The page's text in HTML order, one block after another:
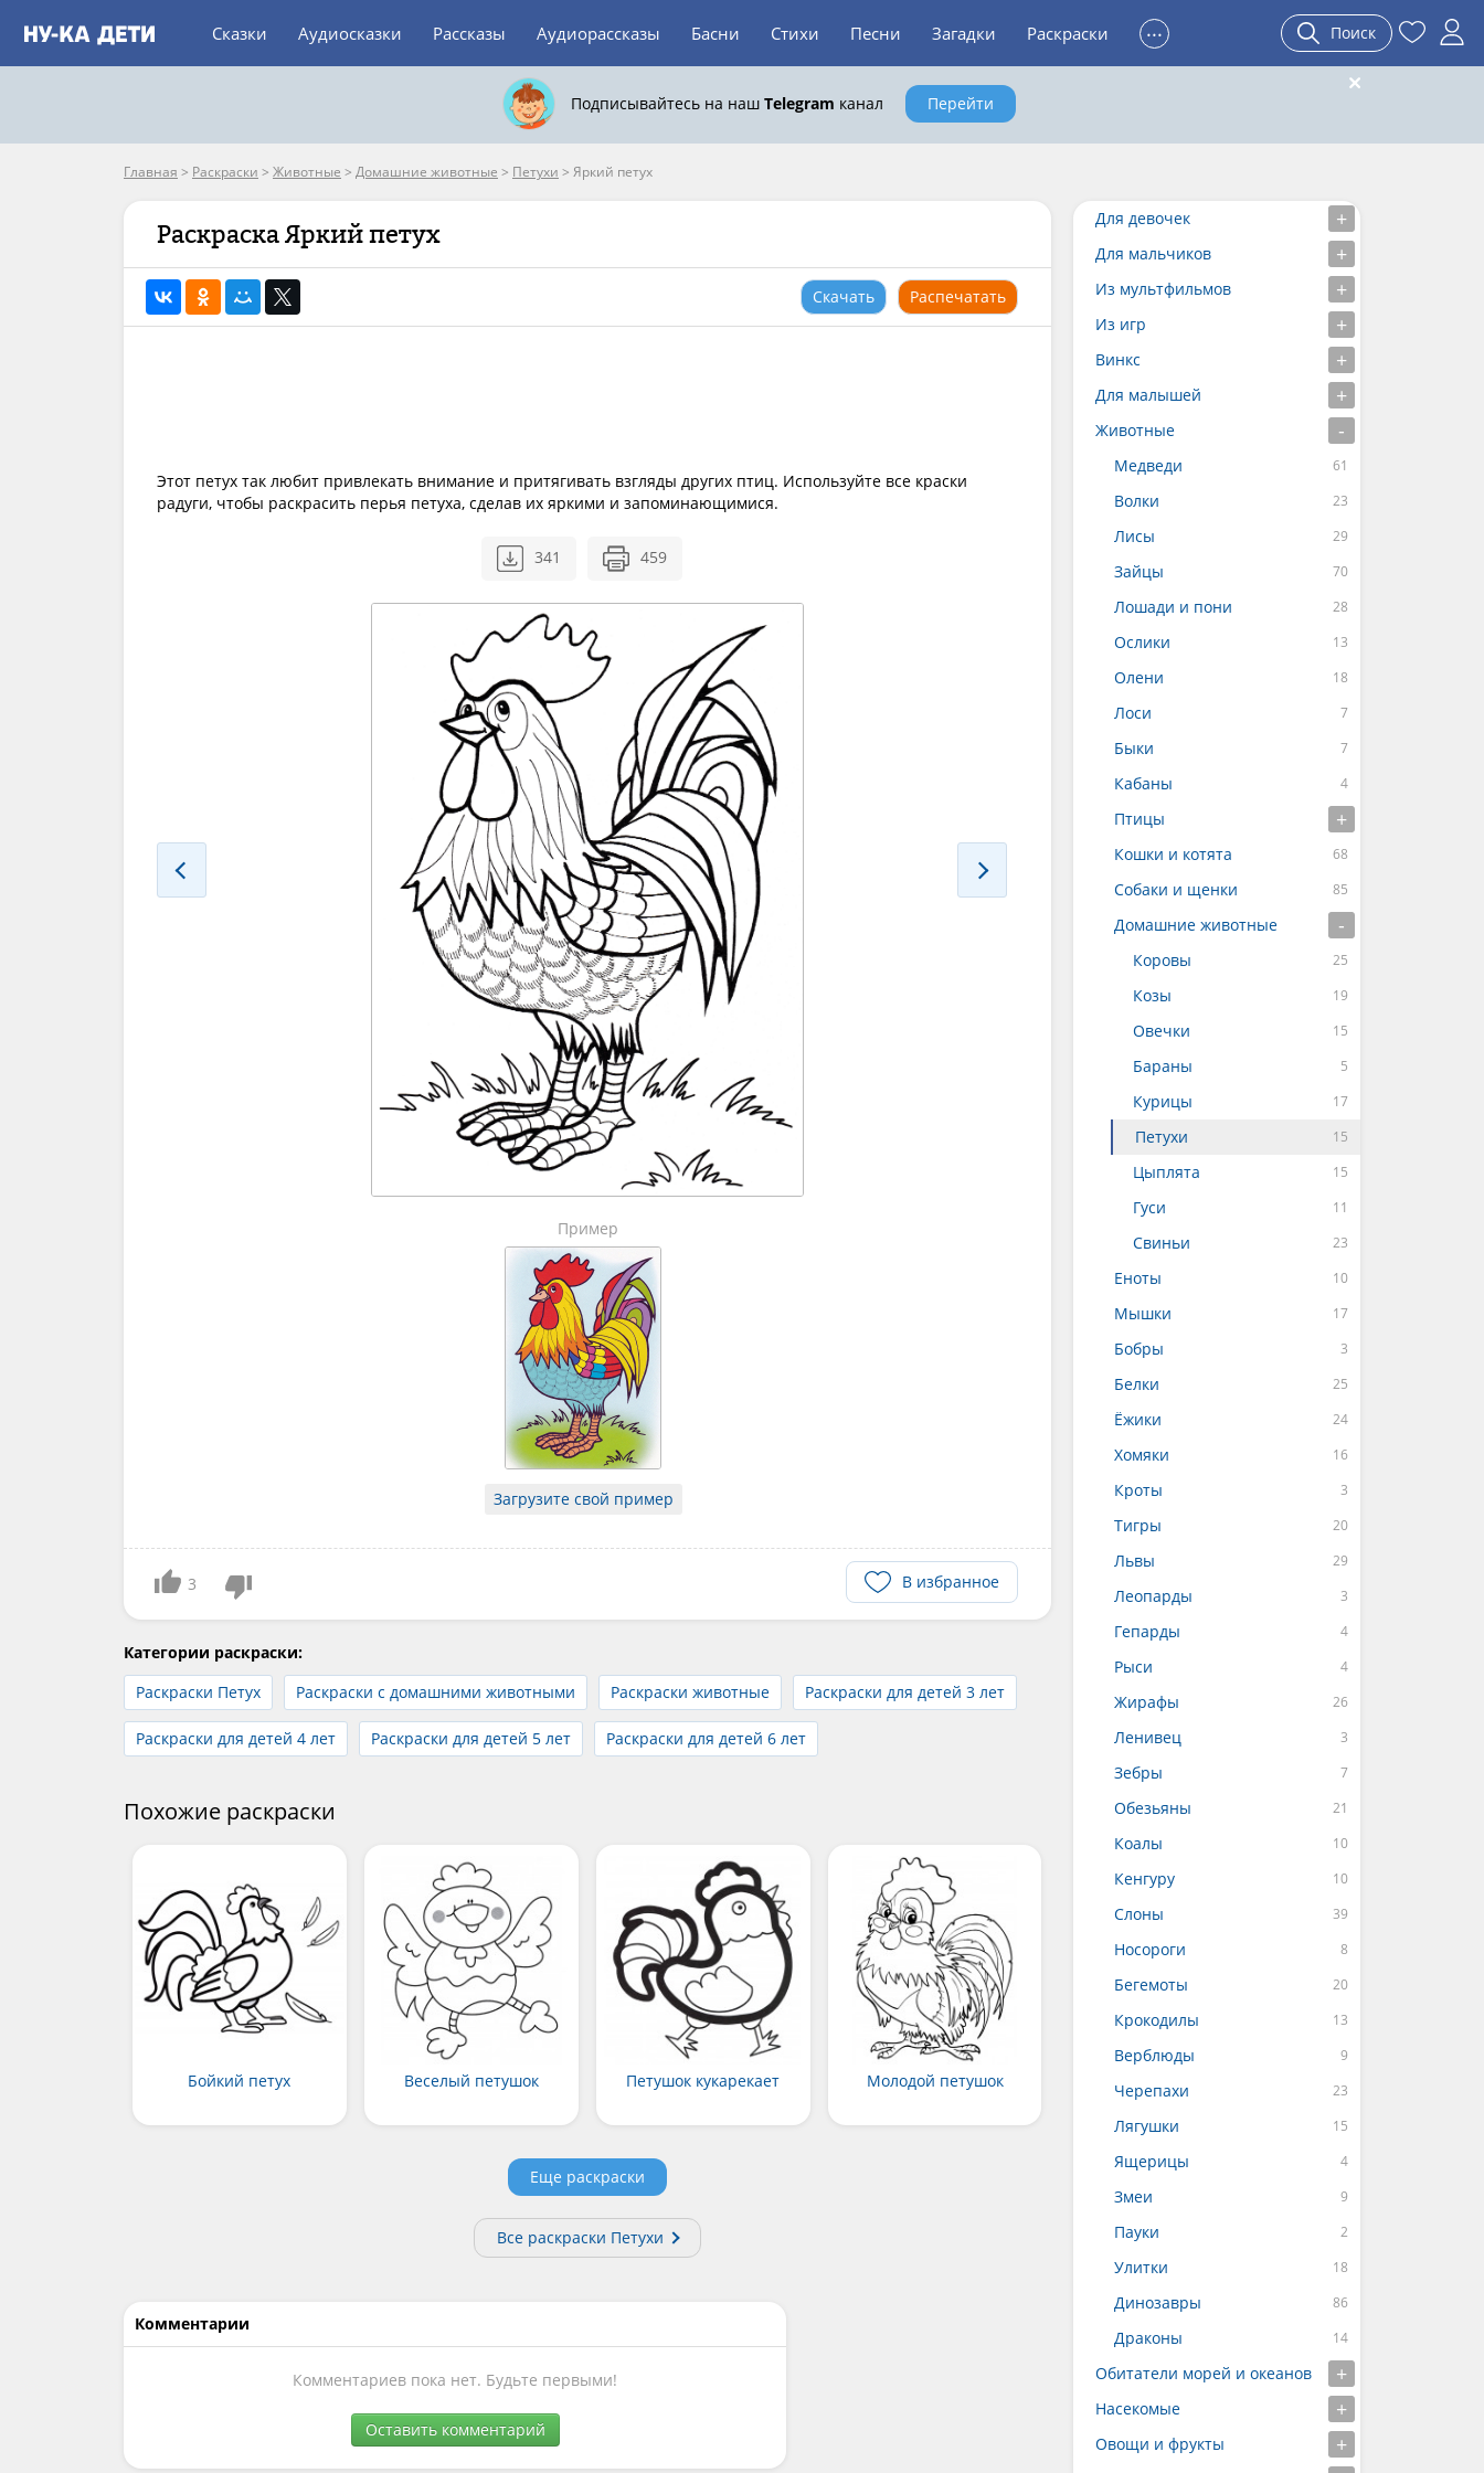
Сказки Аудиосказки Рассказы Аудиорассказы Басни Стихи Песни Загадки Раскраски ... Поиск
Подписывайтесь на наш Telegram канал Перейти
Главная > Раскраски > Животные > Домашние животные > Петухи > Яркий петух
Раскраска Яркий петух
Скачать Распечатать
Этот петух так любит привлекать внимание и притягивать взгляды других птиц. Используйте все краски
радуги, чтобы раскрасить перья петуха, сделав их яркими и запоминающимися.
341 459
Пример
Загрузите свой пример
3 В избранное
Категории раскраски:
Раскраски Петух
Раскраски с домашними животными Раскраски животные Раскраски для детей 3 лет
Раскраски для детей 4 лет Раскраски для детей 5 лет Раскраски для детей 6 лет
Похожие раскраски
Бойкий петух Веселый петушок Петушок кукарекает Молодой петушок
Еще раскраски
Все раскраски Петухи
Комментарии
Комментариев пока нет. Будьте первыми!
Оставить комментарий
Для девочек
Для мальчиков
Из мультфильмов
Из игр
Винкс
Для малышей
Животные
Медведи
Волки
Лисы
Зайцы
Лошади и пони
Ослики
Олени
Лоси
Быки
Кабаны
Птицы
Кошки и котята
Собаки и щенки
Домашние животные
Коровы
Козы
Овечки
Бараны
Курицы
Петухи
Цыплята
Гуси
Свиньи
Еноты
Мышки
Бобры
Белки
Ёжики
Хомяки
Кроты
Тигры
Львы
Леопарды
Гепарды
Рыси
Жирафы
Ленивец
Зебры
Обезьяны
Коалы
Кенгуру
Слоны
Носороги
Бегемоты
Крокодилы
Верблюды
Черепахи
Лягушки
Ящерицы
Змеи
Пауки
Улитки
Динозавры
Драконы
Обитатели морей и океанов
Насекомые
Овощи и фрукты